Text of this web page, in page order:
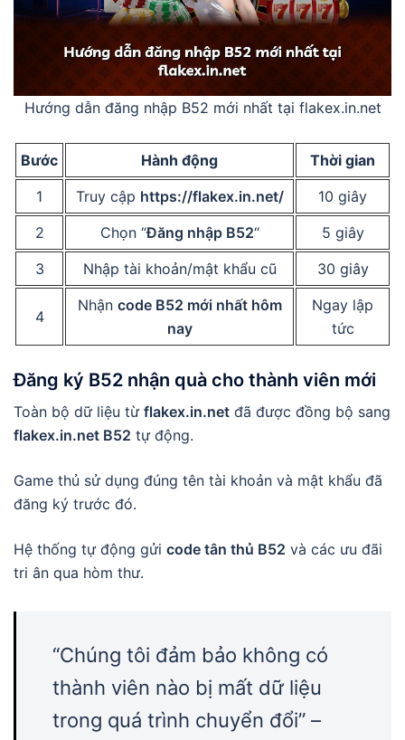
Hướng dẫn đăng nhập B52 mới nhất tại flakex.in.net
Bước Hành động
Thời gian
1
Truy cập https://flakex.in.net/
10 giây
2
Chọn “Đăng nhập B52“
5 giây
3
Nhập tài khoản/mật khẩu cũ 30 giây
4
Nhận code B52 mới nhất hôm
nay
Ngay lập
tức
Đăng ký B52 nhận quà cho thành viên mới
Toàn bộ dữ liệu từ flakex.in.net đã được đồng bộ sang
flakex.in.net B52 tự động.
Game thủ sử dụng đúng tên tài khoản và mật khẩu đã
đăng ký trước đó.
Hệ thống tự động gửi code tân thủ B52 và các ưu đãi
tri ân qua hòm thư.
“Chúng tôi đảm bảo không có
thành viên nào bị mất dữ liệu
trong quá trình chuyển đổi” –